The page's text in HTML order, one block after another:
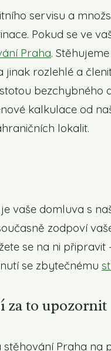
servisu a
Pokud se ve
Praha.
rozlehlé a
bezchybného
kalkulace od
lokalit.
vaše domluva s
zodpoví
se na ni připravit
se zbytečnému
za to upozornit
Praha na